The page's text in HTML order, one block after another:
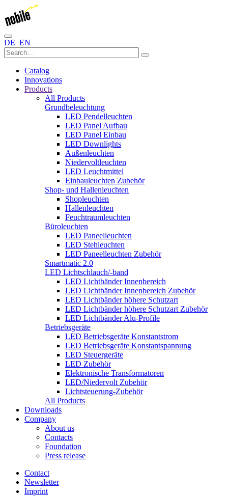
DE EN
Catalog
Innovations
Products
All Products
Grundbeleuchtung
LED Pendelleuchten
LED Panel Aufbau
LED Panel Einbau
LED Downlights
Außenleuchten
Niedervoltleuchten
LED Leuchtmittel
Einbauleuchten Zubehör
Shop- und Hallenleuchten
Shopleuchten
Hallenleuchten
Feuchtraumleuchten
Büroleuchten
LED Paneelleuchten
LED Stehleuchten
LED Paneelleuchten Zubehör
Smartmatic 2.0
LED Lichtschlauch/-band
LED Lichtbänder Innenbereich
LED Lichtbänder Innenbereich Zubehör
LED Lichtbänder höhere Schutzart
LED Lichtbänder höhere Schutzart Zubehör
LED Lichtbänder Alu-Profile
Betriebsgeräte
LED Betriebsgeräte Konstantstrom
LED Betriebsgeräte Konstantspannung
LED Steuergeräte
LED Zubehör
Elektronische Transformatoren
LED/Niedervolt Zubehör
Lichtsteuerung-Zubehör
All Products
Downloads
Company
About us
Contacts
Foundation
Press release
Contact
Newsletter
Imprint